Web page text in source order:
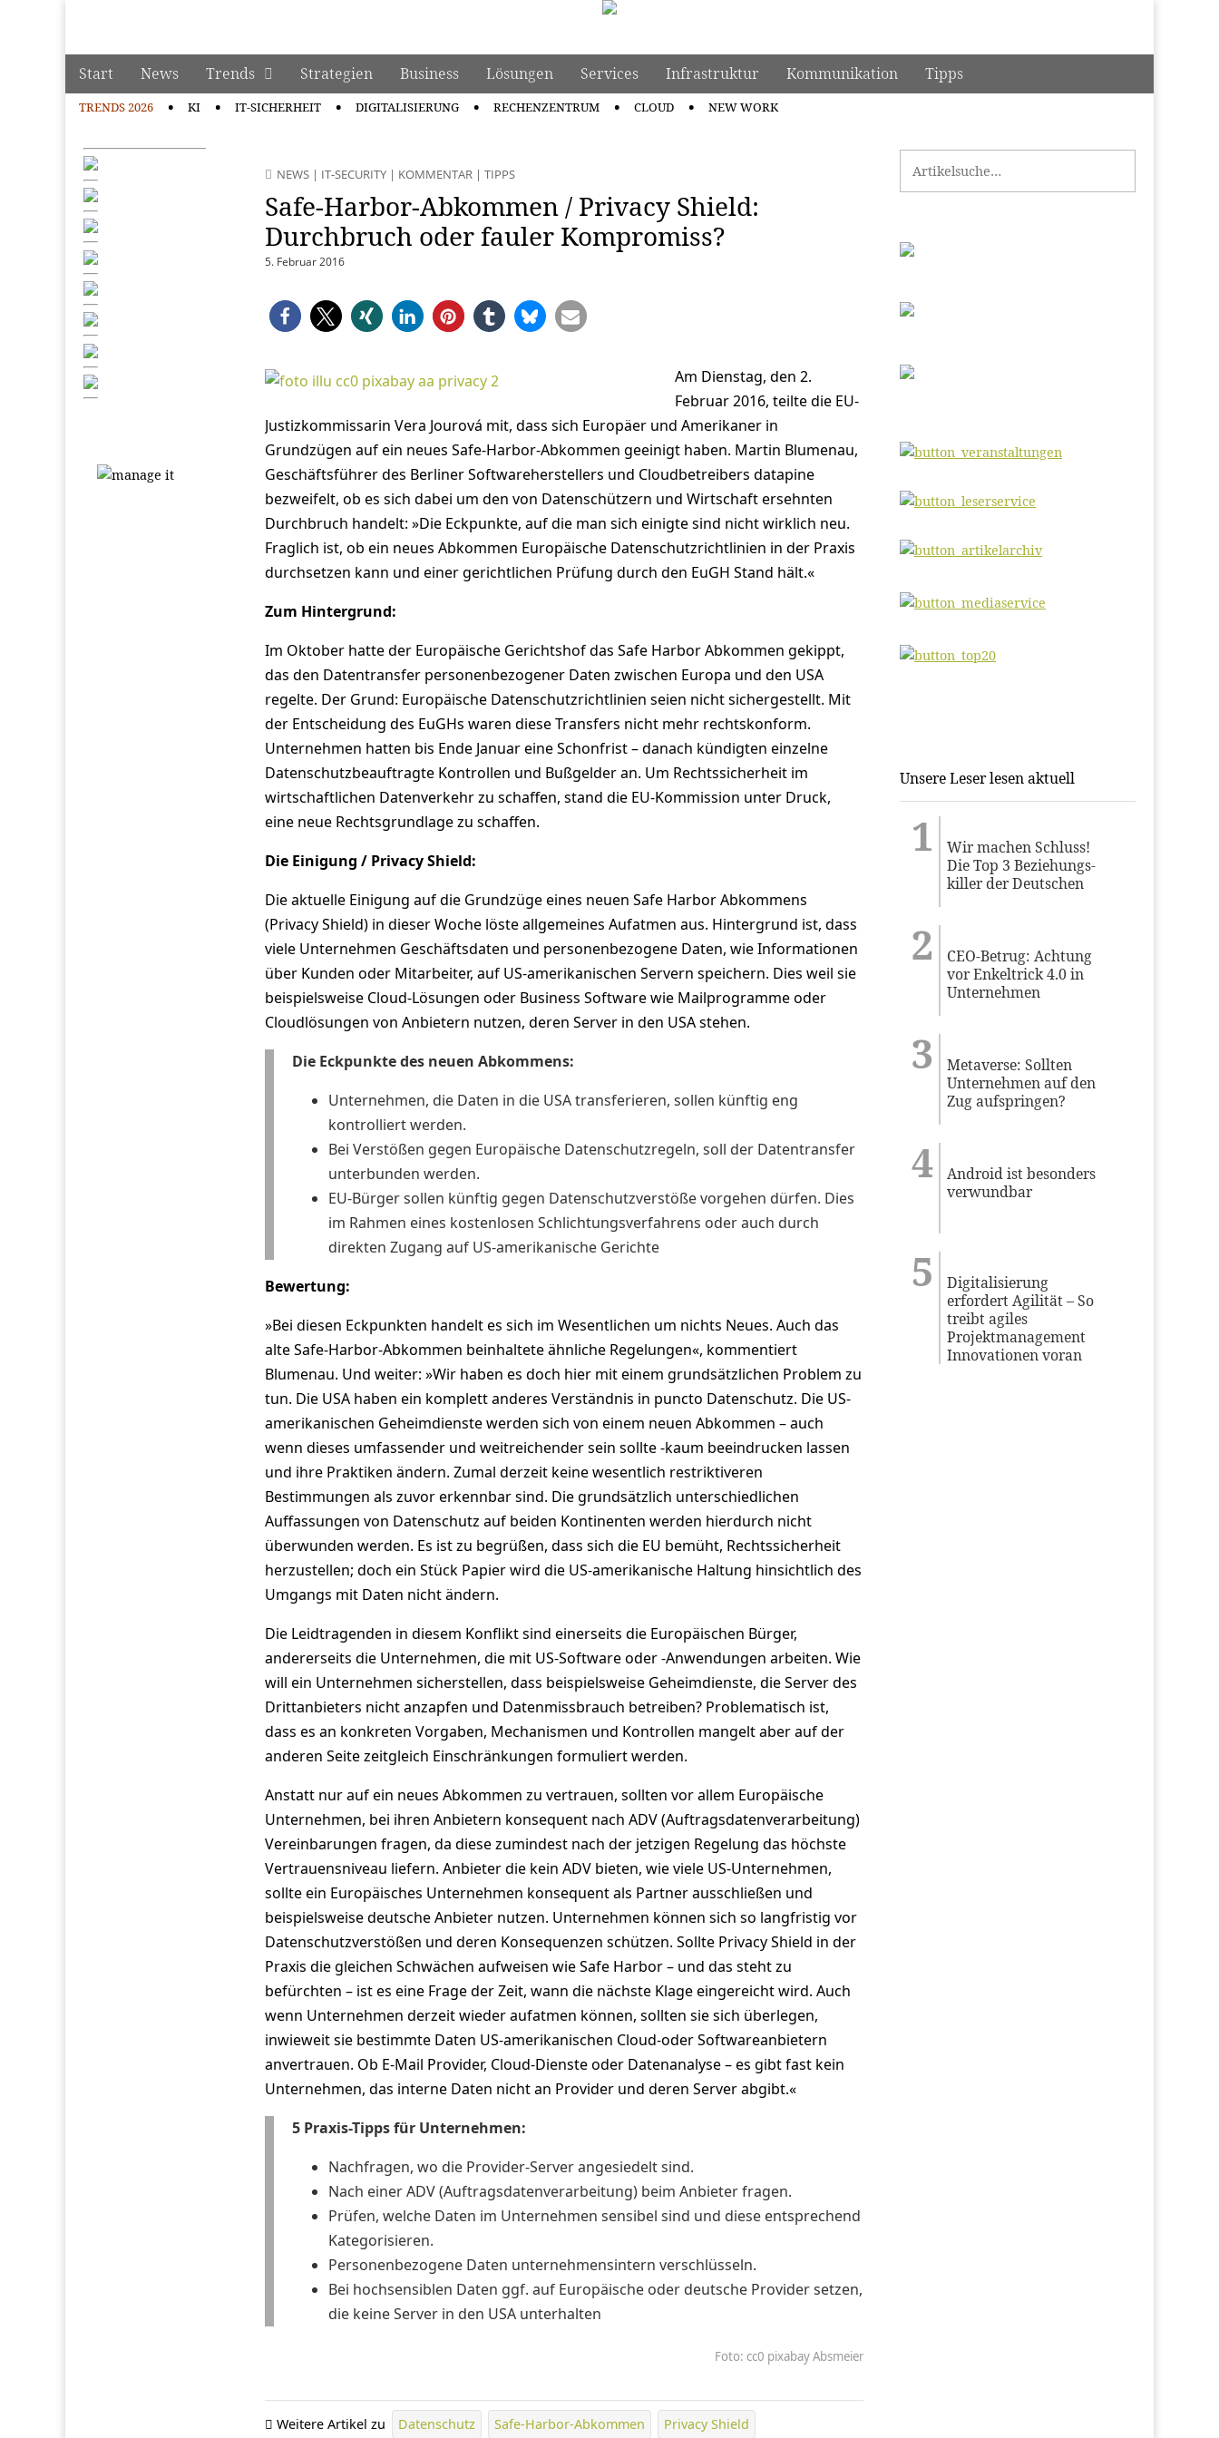
manage it
Main menu
Skip to content
Start News Trends Strategien Business Lösungen Services Infrastruktur Kommunikation Tipps
TRENDS 2026 KI IT-SICHERHEIT DIGITALISIERUNG RECHENZENTRUM CLOUD NEW WORK
NEWS| IT-SECURITY| KOMMENTAR| TIPPS
Safe-Harbor-Abkommen / Privacy Shield:
Durchbruch oder fauler Kompromiss?
5. Februar 2016
Am Dienstag, den 2.
Februar 2016, teilte die EU-
Justizkommissarin Vera Jourová mit, dass sich Europäer und Amerikaner in
Grundzügen auf ein neues Safe-Harbor-Abkommen geeinigt haben. Martin Blumenau,
Geschäftsführer des Berliner Softwareherstellers und Cloudbetreibers datapine
bezweifelt, ob es sich dabei um den von Datenschützern und Wirtschaft ersehnten
Durchbruch handelt: »Die Eckpunkte, auf die man sich einigte sind nicht wirklich neu.
Fraglich ist, ob ein neues Abkommen Europäische Datenschutzrichtlinien in der Praxis
durchsetzen kann und einer gerichtlichen Prüfung durch den EuGH Stand hält.«
Zum Hintergrund:
Im Oktober hatte der Europäische Gerichtshof das Safe Harbor Abkommen gekippt,
das den Datentransfer personenbezogener Daten zwischen Europa und den USA
regelte. Der Grund: Europäische Datenschutzrichtlinien seien nicht sichergestellt. Mit
der Entscheidung des EuGHs waren diese Transfers nicht mehr rechtskonform.
Unternehmen hatten bis Ende Januar eine Schonfrist – danach kündigten einzelne
Datenschutzbeauftragte Kontrollen und Bußgelder an. Um Rechtssicherheit im
wirtschaftlichen Datenverkehr zu schaffen, stand die EU-Kommission unter Druck,
eine neue Rechtsgrundlage zu schaffen.
Die Einigung / Privacy Shield:
Die aktuelle Einigung auf die Grundzüge eines neuen Safe Harbor Abkommens
(Privacy Shield) in dieser Woche löste allgemeines Aufatmen aus. Hintergrund ist, dass
viele Unternehmen Geschäftsdaten und personenbezogene Daten, wie Informationen
über Kunden oder Mitarbeiter, auf US-amerikanischen Servern speichern. Dies weil sie
beispielsweise Cloud-Lösungen oder Business Software wie Mailprogramme oder
Cloudlösungen von Anbietern nutzen, deren Server in den USA stehen.
Die Eckpunkte des neuen Abkommens:
Unternehmen, die Daten in die USA transferieren, sollen künftig eng
kontrolliert werden.
Bei Verstößen gegen Europäische Datenschutzregeln, soll der Datentransfer
unterbunden werden.
EU-Bürger sollen künftig gegen Datenschutzverstöße vorgehen dürfen. Dies
im Rahmen eines kostenlosen Schlichtungsverfahrens oder auch durch
direkten Zugang auf US-amerikanische Gerichte
Bewertung:
»Bei diesen Eckpunkten handelt es sich im Wesentlichen um nichts Neues. Auch das
alte Safe-Harbor-Abkommen beinhaltete ähnliche Regelungen«, kommentiert
Blumenau. Und weiter: »Wir haben es doch hier mit einem grundsätzlichen Problem zu
tun. Die USA haben ein komplett anderes Verständnis in puncto Datenschutz. Die US-
amerikanischen Geheimdienste werden sich von einem neuen Abkommen – auch
wenn dieses umfassender und weitreichender sein sollte -kaum beeindrucken lassen
und ihre Praktiken ändern. Zumal derzeit keine wesentlich restriktiveren
Bestimmungen als zuvor erkennbar sind. Die grundsätzlich unterschiedlichen
Auffassungen von Datenschutz auf beiden Kontinenten werden hierdurch nicht
überwunden werden. Es ist zu begrüßen, dass sich die EU bemüht, Rechtssicherheit
herzustellen; doch ein Stück Papier wird die US-amerikanische Haltung hinsichtlich des
Umgangs mit Daten nicht ändern.
Die Leidtragenden in diesem Konflikt sind einerseits die Europäischen Bürger,
andererseits die Unternehmen, die mit US-Software oder -Anwendungen arbeiten. Wie
will ein Unternehmen sicherstellen, dass beispielsweise Geheimdienste, die Server des
Drittanbieters nicht anzapfen und Datenmissbrauch betreiben? Problematisch ist,
dass es an konkreten Vorgaben, Mechanismen und Kontrollen mangelt aber auf der
anderen Seite zeitgleich Einschränkungen formuliert werden.
Anstatt nur auf ein neues Abkommen zu vertrauen, sollten vor allem Europäische
Unternehmen, bei ihren Anbietern konsequent nach ADV (Auftragsdatenverarbeitung)
Vereinbarungen fragen, da diese zumindest nach der jetzigen Regelung das höchste
Vertrauensniveau liefern. Anbieter die kein ADV bieten, wie viele US-Unternehmen,
sollte ein Europäisches Unternehmen konsequent als Partner ausschließen und
beispielsweise deutsche Anbieter nutzen. Unternehmen können sich so langfristig vor
Datenschutzverstößen und deren Konsequenzen schützen. Sollte Privacy Shield in der
Praxis die gleichen Schwächen aufweisen wie Safe Harbor – und das steht zu
befürchten – ist es eine Frage der Zeit, wann die nächste Klage eingereicht wird. Auch
wenn Unternehmen derzeit wieder aufatmen können, sollten sie sich überlegen,
inwieweit sie bestimmte Daten US-amerikanischen Cloud-oder Softwareanbietern
anvertrauen. Ob E-Mail Provider, Cloud-Dienste oder Datenanalyse – es gibt fast kein
Unternehmen, das interne Daten nicht an Provider und deren Server abgibt.«
5 Praxis-Tipps für Unternehmen:
Nachfragen, wo die Provider-Server angesiedelt sind.
Nach einer ADV (Auftragsdatenverarbeitung) beim Anbieter fragen.
Prüfen, welche Daten im Unternehmen sensibel sind und diese entsprechend
Kategorisieren.
Personenbezogene Daten unternehmensintern verschlüsseln.
Bei hochsensiblen Daten ggf. auf Europäische oder deutsche Provider setzen,
die keine Server in den USA unterhalten
Foto: cc0 pixabay Absmeier
Weitere Artikel zu Datenschutz Safe-Harbor-Abkommen Privacy Shield
Unsere Leser lesen aktuell
Wir machen Schluss!
Die Top 3 Beziehungs-
killer der Deutschen
CEO-Betrug: Achtung
vor Enkeltrick 4.0 in
Unternehmen
Metaverse: Sollten
Unternehmen auf den
Zug aufspringen?
Android ist besonders
verwundbar
Digitalisierung
erfordert Agilität – So
treibt agiles
Projektmanagement
Innovationen voran